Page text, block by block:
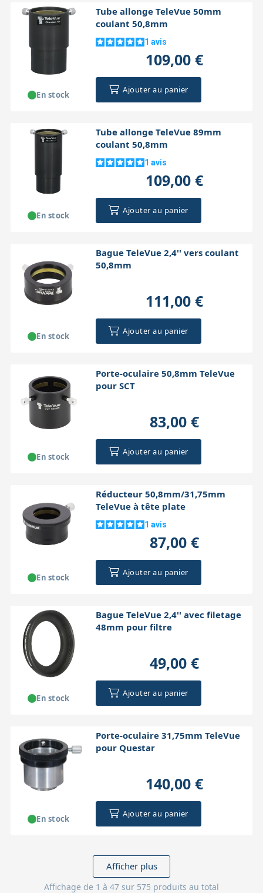
Tube allonge TeleVue 50mm
coulant 50,8mm
1 avis
109,00 €
Ajouter au panier
En stock
Tube allonge TeleVue 89mm
coulant 50,8mm
1 avis
109,00 €
Ajouter au panier
En stock
Bague TeleVue 2,4'' vers coulant
50,8mm
111,00 €
Ajouter au panier
En stock
Porte-oculaire 50,8mm TeleVue
pour SCT
83,00 €
Ajouter au panier
En stock
Réducteur 50,8mm/31,75mm
TeleVue à tête plate
1 avis
87,00 €
Ajouter au panier
En stock
Bague TeleVue 2,4'' avec filetage
48mm pour filtre
49,00 €
Ajouter au panier
En stock
Porte-oculaire 31,75mm TeleVue
pour Questar
140,00 €
Ajouter au panier
En stock
Affichage de 1 à 47 sur 575 produits au total
Afficher plus